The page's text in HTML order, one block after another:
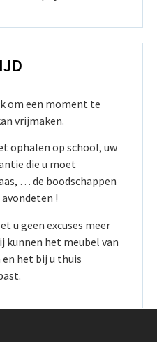
om een moment te
vrijmaken.
ophalen op school, uw
die u moet
… de boodschappen
!
u geen excuses meer
kunnen het meubel van
het bij u thuis